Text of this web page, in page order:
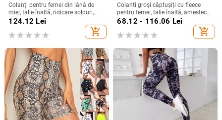
Colanți pentru femei din lână de
miel, talie înaltă, ridicare șolduri,
croială Slim, lungime 9/10, țesătură
124.12 Lei
add_shopping_cart
Colanți groși căptușiți cu fleece
pentru femei, talie înaltă, amestec
nylon-poliester, foarte elastici,
design dintr-o singură bucată
68.12 - 116.06 Lei
add_shopping_cart